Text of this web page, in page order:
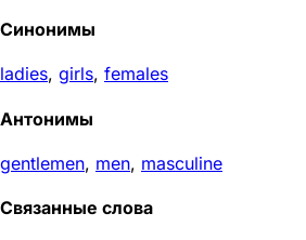
Синонимы
ladies, girls, females
Антонимы
gentlemen, men, masculine
Связанные слова